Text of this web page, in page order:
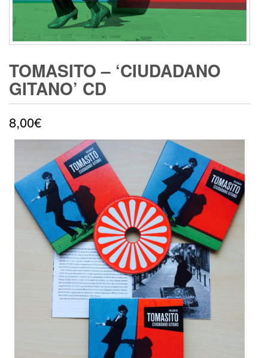
TOMASITO – ‘CIUDADANO
GITANO’ CD
8,00€